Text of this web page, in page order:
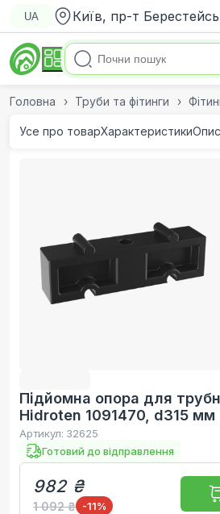
UA Київ, пр-т
Головна Труби та фітинги
Усе про товарХарактеристикиОпис
Підйомна опора для
Hidroten 1091470, d315 мм
Артикул: 32625
Готовий до відправлення
982 ₴
1 092 ₴ -11%